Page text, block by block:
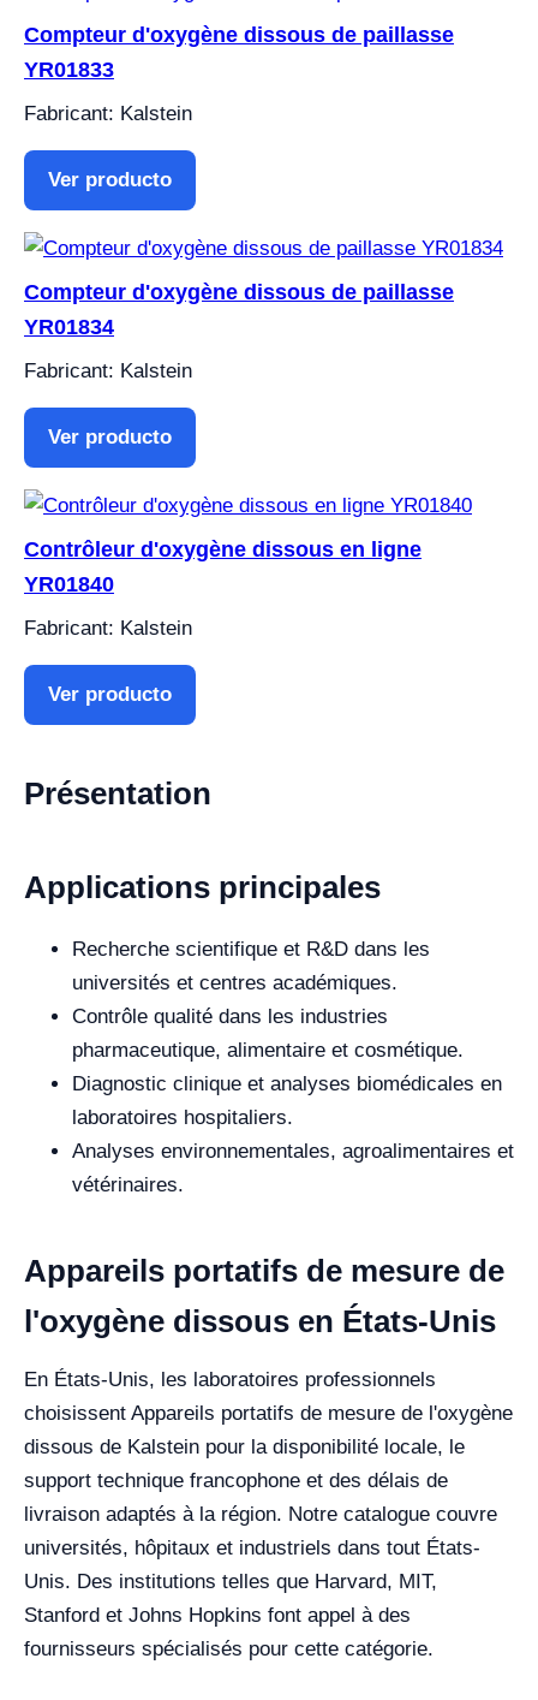
Compteur d'oxygène dissous de paillasse
YR01833
Fabricant: Kalstein
Ver producto
Compteur d'oxygène dissous de paillasse
YR01834
Fabricant: Kalstein
Ver producto
Contrôleur d'oxygène dissous en ligne
YR01840
Fabricant: Kalstein
Ver producto
Présentation
Applications principales
Recherche scientifique et R&D dans les
universités et centres académiques.
Contrôle qualité dans les industries
pharmaceutique, alimentaire et cosmétique.
Diagnostic clinique et analyses biomédicales en
laboratoires hospitaliers.
Analyses environnementales, agroalimentaires et
vétérinaires.
Appareils portatifs de mesure de
l'oxygène dissous en États-Unis
En États-Unis, les laboratoires professionnels
choisissent Appareils portatifs de mesure de l'oxygène
dissous de Kalstein pour la disponibilité locale, le
support technique francophone et des délais de
livraison adaptés à la région. Notre catalogue couvre
universités, hôpitaux et industriels dans tout États-
Unis. Des institutions telles que Harvard, MIT,
Stanford et Johns Hopkins font appel à des
fournisseurs spécialisés pour cette catégorie.